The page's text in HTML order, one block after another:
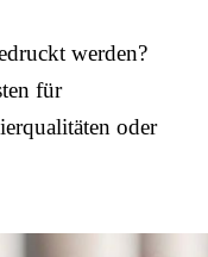
werden?
für
oder